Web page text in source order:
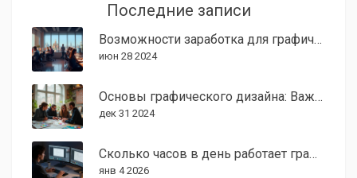
Последние записи
Возможности заработка для графических дизайнеров
июн 28 2024
Основы графического дизайна: Важные аспекты и советы
дек 31 2024
Сколько часов в день работает графический дизайнер: реальный график от практика
янв 4 2026